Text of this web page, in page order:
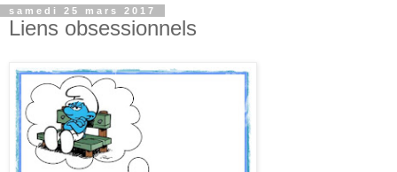
samedi 25 mars 2017
Liens obsessionnels